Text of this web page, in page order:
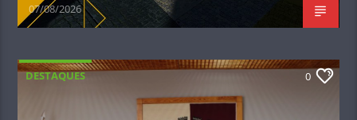
07/08/2026
DESTAQUES 0